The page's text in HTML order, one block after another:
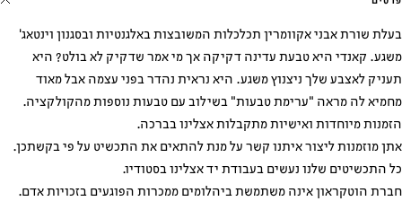
בעלת שורת אבני אקוומרין תכלכלות המשובצות באלגנטיות ובסגנון וינטאג'
משגע. קאנדי היא טבעת עדינה דקיקה אך מי אמר שדקיק לא בולט? היא
תעניק לאצבע שלך ניצנוץ משגע. היא נראית נהדר בפני עצמה אבל מאוד
מחמיא לה מראה "ערימת טבעות" בשילוב עם טבעות נוספות מהקולקציה.
הזמנות מיוחדות ואישיות מתקבלות אצלינו בברכה.
אתן מוזמנות ליצור איתנו קשר על מנת להתאים את התכשיט על פי בקשתכן.
כל התכשיטים שלנו נעשים בעבודת יד אצלינו בסטודיו.
חברת הוטקראון אינה משתמשת ביהלומים ממכרות הפוגעים בזכויות אדם.